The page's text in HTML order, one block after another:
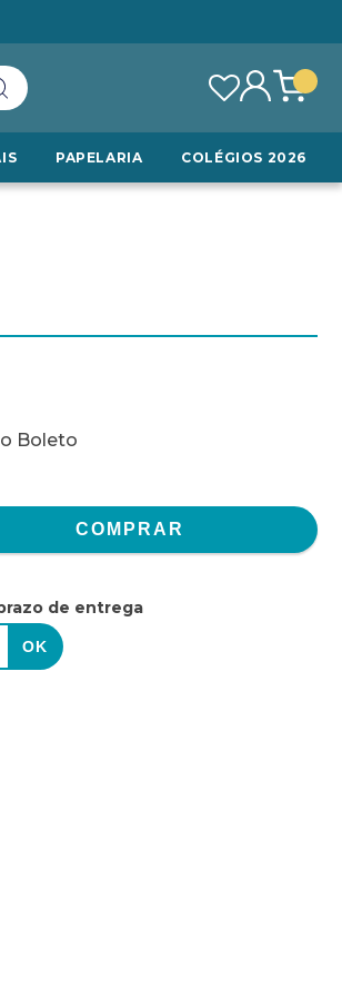
PAPELARIA COLÉGIOS 2026
Boleto
de entrega